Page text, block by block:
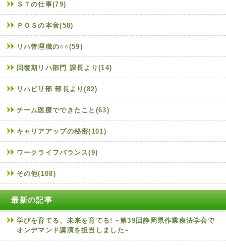
ＳＴの仕事(79)
ＰＯＳの本音(58)
リハ管理職の○○(59)
回復期リハ部門 課長より(14)
リハビリ部 部長より(82)
チーム医療でできたこと(63)
キャリアアップの秘密(101)
ワークライフバランス(9)
その他(108)
最新の記事
学びを育てる、未来を育てる! ~第39回静岡県作業療法学会で
オンデマンド講演を担当しました~